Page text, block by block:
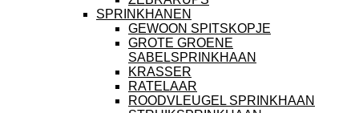
SPRINKHANEN
GEWOON SPITSKOPJE
GROTE GROENE
SABELSPRINKHAAN
KRASSER
RATELAAR
ROODVLEUGEL SPRINKHAAN